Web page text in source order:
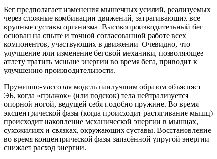
Бег предполагает изменения мышечных усилий, реализуемых
через сложные комбинации движений, затрагивающих все
крупные суставы организма. Высокопроизводительный бег
основан на опыте и точной согласованной работе всех
компонентов, участвующих в движении. Очевидно, что
улучшение или изменение беговой механики, позволяющее
атлету тратить меньше энергии во время бега, приводит к
улучшению производительности.
Пружинно-массовая модель наилучшим образом объясняет
ЭБ, когда «прыжок» (или подскок) тела нейтрализуется
опорной ногой, ведущей себя подобно пружине. Во время
эксцентрической фазы (когда происходит растягивание мышц)
происходит накопление механической энергии в мышцах,
сухожилиях и связках, окружающих суставы. Восстановление
во время концентрической фазы запасённой упругой энергии
снижает расход энергии.